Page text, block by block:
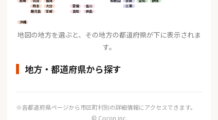
三重
徳島
香川
愛媛
高知
熊本
大分
宮崎
鹿児島
沖縄
地図の地方を選ぶと、その地方の都道府県が下に表示されま
す。
地方・都道府県から探す
※各都道府県ページから市区町村別の詳細情報にアクセスできます。
© Cocon inc.